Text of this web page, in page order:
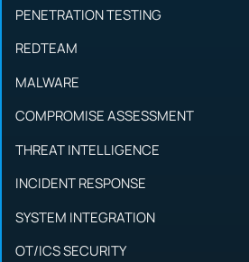
PENETRATION TESTING
REDTEAM
MALWARE
COMPROMISE ASSESSMENT
THREAT INTELLIGENCE
INCIDENT RESPONSE
SYSTEM INTEGRATION
OT/ICS SECURITY